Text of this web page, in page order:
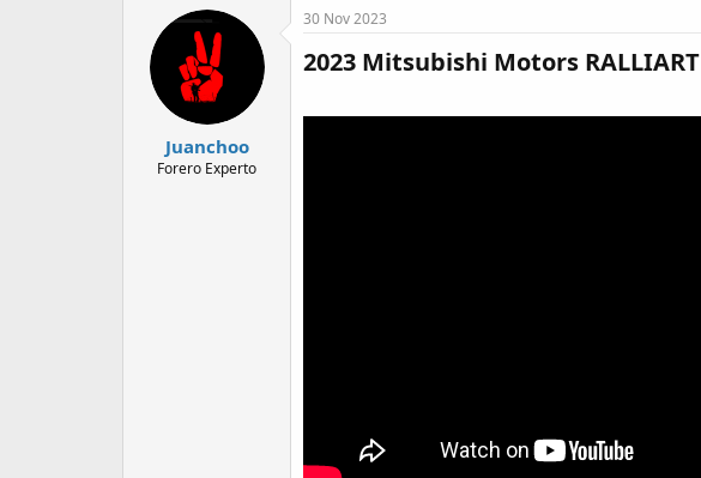
Juanchoo
Forero Experto
30 Nov 2023
2023 Mitsubishi Motors RALLIART​